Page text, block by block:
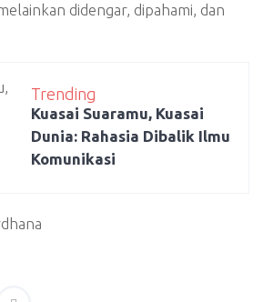
didengar, dipahami, dan
Trending
Kuasai Suaramu, Kuasai
Dunia: Rahasia Dibalik Ilmu
Komunikasi